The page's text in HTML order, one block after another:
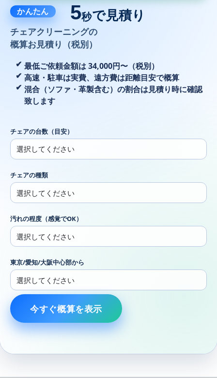
かんたん 5秒で見積り
チェアクリーニングの
概算お見積り（税別）
最低ご依頼金額は 34,000円〜（税別）
高速・駐車は実費、遠方費は距離目安で概算
混合（ソファ・革製含む）の割合は見積り時に確認
致します
チェアの台数（目安）
チェアの種類
汚れの程度（感覚でOK）
東京/愛知/大阪中心部から
今すぐ概算を表示